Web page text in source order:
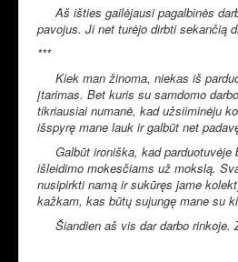
Aš išties gailėjausi pagalbinės
pavojus. Ji net turėjo dirbti sekančią
***
Kiek man žinoma, niekas iš
įtarimas. Bet kuris su samdomo
tikriausiai numanė, kad užsiiminėju
išspyrę mane lauk ir galbūt net
Galbūt ironiška, kad parduotuvėje
išleidimo mokesčiams už mokslą.
nusipirkti namą ir sukūręs jame
kažkam, kas būtų sujungę mane su
Šiandien aš vis dar darbo rinkoje.